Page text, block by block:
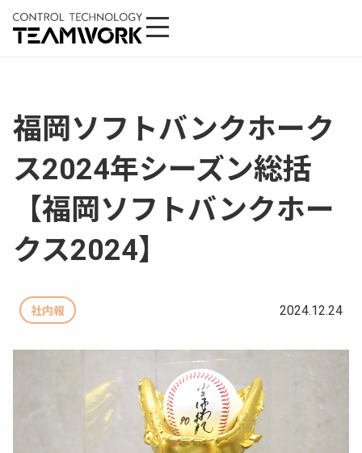
福岡ソフトバンクホーク
ス2024年シーズン総括
【福岡ソフトバンクホー
クス2024】
社内報 2024.12.24